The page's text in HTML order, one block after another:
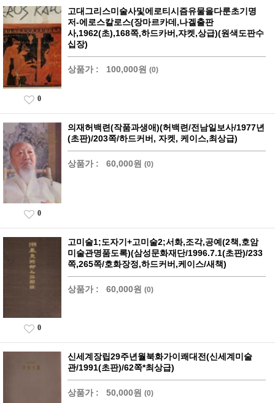
고대그리스미술사및에로티시즘유물을다룬초기명
저-에로스칼로스(장마르카데,나겔출판
사,1962(초),168쪽,하드카버,쟈켓,상급)(원색도판수
십장)
상품가 : 100,000원 (0)
0
의재허백련(작품과생애)(허백련/전남일보사/1977년
(초판)/203쪽/하드커버, 자켓, 케이스,최상급)
상품가 : 60,000원 (0)
0
고미술1;도자기+고미술2;서화,조각,공예(2책,호암
미술관명품도록)(삼성문화재단/1996.7.1(초판)/233
쪽,265쪽/호화장정,하드커버,케이스/새책)
상품가 : 60,000원 (0)
0
신세계장립29주년월북화가이쾌대전(신세계미술
관/1991(초판)/62쪽*최상급)
상품가 : 50,000원 (0)